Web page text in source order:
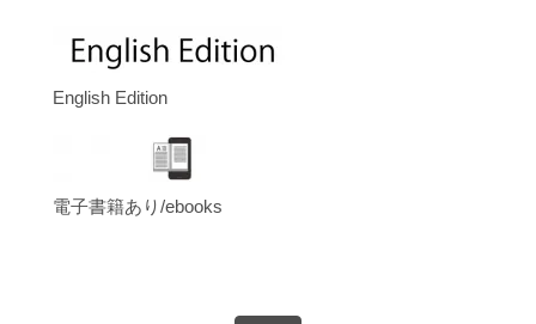
English Edition
電子書籍あり/ebooks